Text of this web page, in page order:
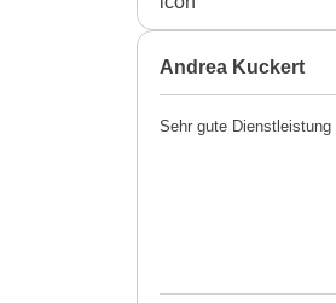
Andrea Kuckert
Sehr gute